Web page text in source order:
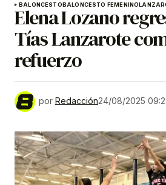
BALONCESTOBALONCESTO FEMENINO
Elena Lozano
Tías Lanzarote
refuerzo
por Redacción24/08/2025